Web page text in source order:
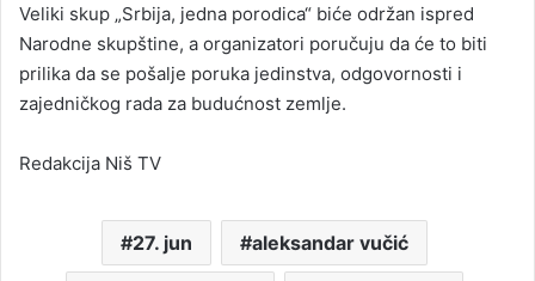
Veliki skup „Srbija, jedna porodica“ biće održan ispred
Narodne skupštine, a organizatori poručuju da će to biti
prilika da se pošalje poruka jedinstva, odgovornosti i
zajedničkog rada za budućnost zemlje.
Redakcija Niš TV
27. jun aleksandar vučić